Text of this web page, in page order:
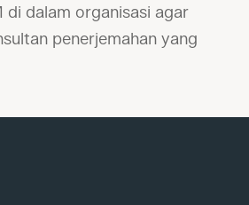
di dalam organisasi agar
penerjemahan yang